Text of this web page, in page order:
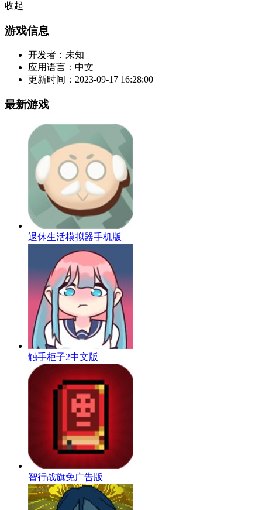
收起
游戏信息
开发者： 未知
应用语言： 中文
更新时间： 2023-09-17 16:28:00
最新游戏
退休生活模拟器手机版
触手柜子2中文版
智行战旗免广告版